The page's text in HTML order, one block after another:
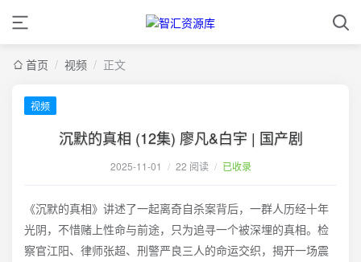
首页 / 视频 / 正文
视频
沉默的真相 (12集) 廖凡&白宇 | 国产剧
2025-11-01 / 22 阅读 / 已收录
《沉默的真相》讲述了一起离奇自杀案背后，一群人历经十年
光阴，不惜赌上性命与前途，只为追寻一个被深埋的真相。检
察官江阳、律师张超、刑警严良三人的命运交织，揭开一场震